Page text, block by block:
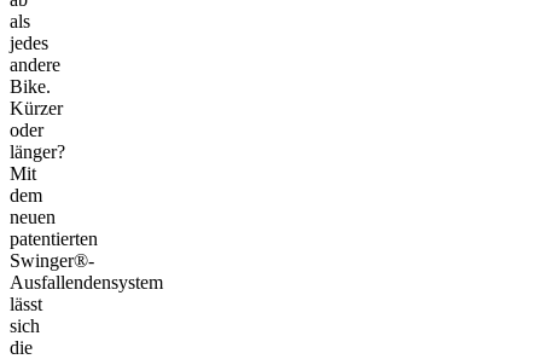
als
jedes
andere
Bike.
Kürzer
oder
länger?
Mit
dem
neuen
patentierten
Swinger®-
Ausfallendensystem
lässt
sich
die